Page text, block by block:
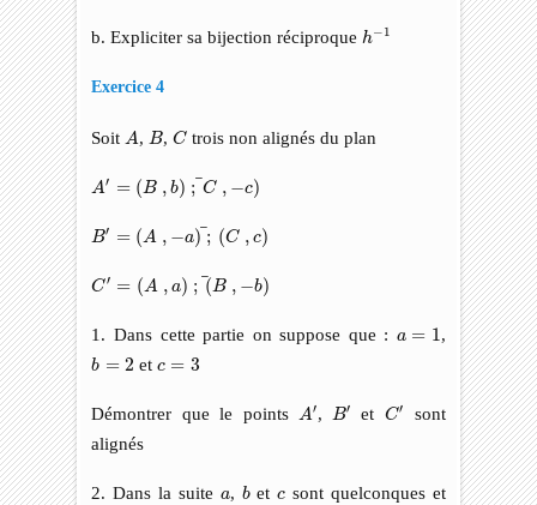
b. Expliciter sa bijection réciproque h−1
h 1
Exercice 4
Soit A
A, B
B,C
C trois non alignés du plan
A′ = ¯
(B , b) ; C , −c)
A ′ B, b) C − c)
B′ = ¯
(A , −a) ; (C , c)
B′ A, − C, )¯
C′ = ¯
(A , a) ; (B , −b)
C′= A, a) B −b)¯
1. Dans cette partie on suppose que : a = 1,
b = 2
b etc = 3
Démontrer que le points A′
A′, B′
B′ et C′
C′ sont
alignés
2. Dans la suite a
a, b
betc
c sont quelconques et